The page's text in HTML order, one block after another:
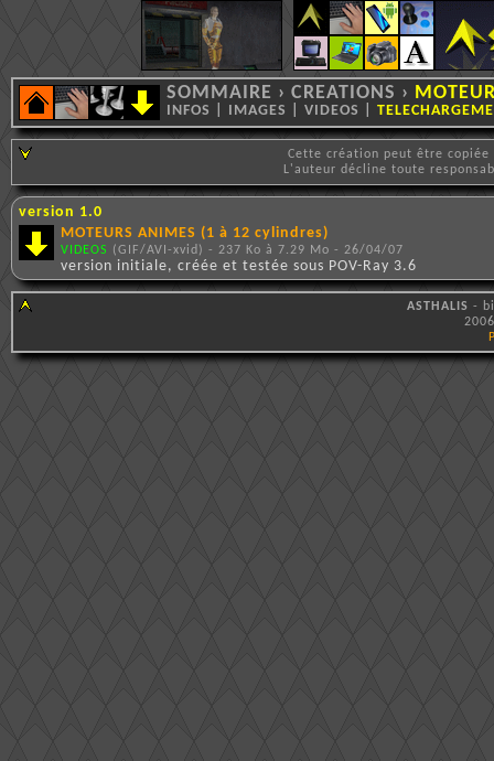
SOMMAIRE › CREATIONS ›
INFOS IMAGES VIDEOS
Cette création peut être
L'auteur décline toute
version 1.0
MOTEURS ANIMES (1 à 12 cylindres)
VIDEOS (GIF/AVI-xvid) - 237 Ko à 7.29 Mo - 26/04/07
version initiale, créée et testée sous POV-Ray 3.6
ASTHALIS -